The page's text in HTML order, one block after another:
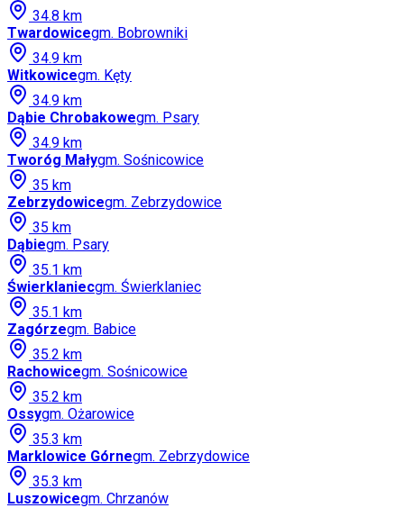
34.8 km
Twardowicegm. Bobrowniki
34.9 km
Witkowicegm. Kęty
34.9 km
Dąbie Chrobakowegm. Psary
34.9 km
Tworóg Małygm. Sośnicowice
35 km
Zebrzydowicegm. Zebrzydowice
35 km
Dąbiegm. Psary
35.1 km
Świerklaniecgm. Świerklaniec
35.1 km
Zagórzegm. Babice
35.2 km
Rachowicegm. Sośnicowice
35.2 km
Ossygm. Ożarowice
35.3 km
Marklowice Górnegm. Zebrzydowice
35.3 km
Luszowicegm. Chrzanów